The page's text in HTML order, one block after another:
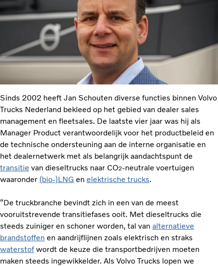
Sinds 2002 heeft Jan Schouten diverse functies binnen Volvo
Trucks Nederland bekleed op het gebied van dealer sales
management en fleetsales. De laatste vier jaar was hij als
Manager Product verantwoordelijk voor het productbeleid en
de technische ondersteuning aan de interne organisatie en
het dealernetwerk met als belangrijk aandachtspunt de
transitie van dieseltrucks naar CO2-neutrale voertuigen
waaronder (bio-)LNG en elektrische trucks.
“De truckbranche bevindt zich in een van de meest
vooruitstrevende transitiefases ooit. Met dieseltrucks die
steeds zuiniger en schoner worden, tal van alternatieve
brandstoffen en aandrijflijnen zoals elektrisch en straks
waterstofwordt de keuze die transportbedrijven moeten
maken steeds ingewikkelder. Als Volvo Trucks lopen we